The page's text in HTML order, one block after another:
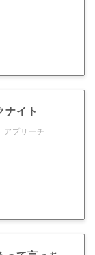
ナイト
アプリーチ